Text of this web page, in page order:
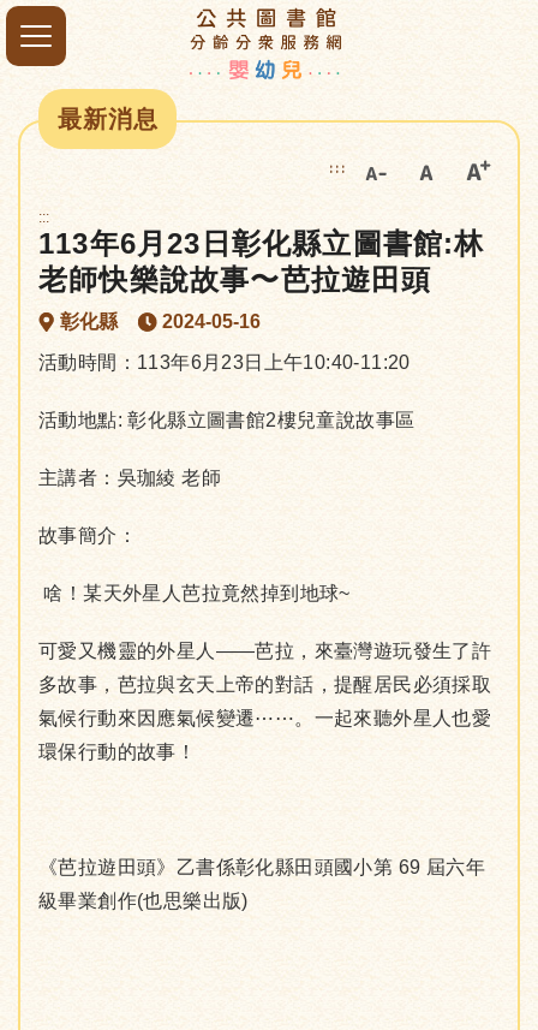
最新消息
:::
:::
113年6月23日彰化縣立圖書館:林
老師快樂說故事〜芭拉遊田頭
彰化縣
2024-05-16
活動時間：113年6月23日上午10:40-11:20
活動地點: 彰化縣立圖書館2樓兒童說故事區
主講者：吳珈綾 老師
故事簡介：
啥！某天外星人芭拉竟然掉到地球~
可愛又機靈的外星人——芭拉，來臺灣遊玩發生了許
多故事，芭拉與玄天上帝的對話，提醒居民必須採取
氣候行動來因應氣候變遷⋯⋯。一起來聽外星人也愛
環保行動的故事！
《芭拉遊田頭》乙書係彰化縣田頭國小第 69 屆六年
級畢業創作(也思樂出版)